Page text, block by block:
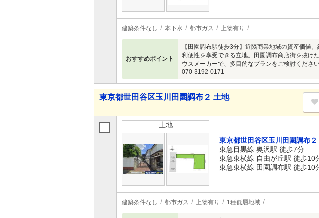
建築条件なし 本下水 都市ガス 上物有り
おすすめポイント
【田園調布駅徒歩3分】近隣商業地域の資産価値
利便性を享受できる立地。田園調布商店街を抜け
ウスメーカーで、多目的なプランをご検討くだ
070-3192-0171
東京都世田谷区玉川田園調布２ 土地
土地
東京都世田谷区玉川田園調布２
東急目黒線 奥沢駅 徒歩7分
東急東横線 自由が丘駅 徒歩10
東急東横線 田園調布駅 徒歩10
建築条件なし 都市ガス 上物有り 1種低層地域